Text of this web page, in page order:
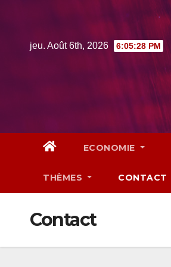
jeu. Août 6th, 2026 6:05:29 PM
ECONOMIE
THÈMES CONTACT
Contact